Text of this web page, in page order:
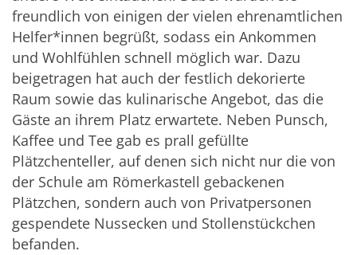
freundlich von einigen der vielen ehrenamtlichen
Helfer*innen begrüßt, sodass ein Ankommen
und Wohlfühlen schnell möglich war. Dazu
beigetragen hat auch der festlich dekorierte
Raum sowie das kulinarische Angebot, das die
Gäste an ihrem Platz erwartete. Neben Punsch,
Kaffee und Tee gab es prall gefüllte
Plätzchenteller, auf denen sich nicht nur die von
der Schule am Römerkastell gebackenen
Plätzchen, sondern auch von Privatpersonen
gespendete Nussecken und Stollenstückchen
befanden.